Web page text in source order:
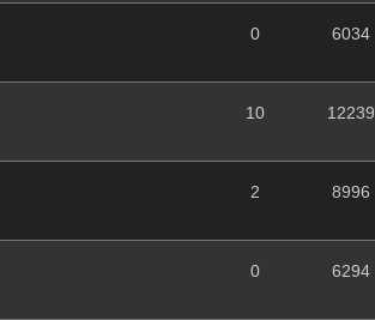
0 6034
10 12239
2 8996
0 6294